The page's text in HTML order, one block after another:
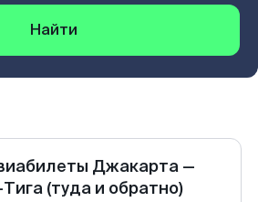
Найти
Джакарта —
(туда и обратно)